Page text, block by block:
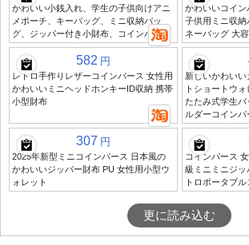
かわいい小銭入れ、学生の子供向けアニ
メポーチ、キーバッグ、ミニ収納バッ
グ、ジッパー付き小財布、コインバッグ
かわいいコイ
子供用ミニ収納
ネーバッグ 大
582 円
レトロ手作りレザーコインパース 女性用
かわいいミニヘッドホンキーID収納 携帯
小型財布
新しいかわい
トショートウ
たたみ式学生バ
ルダーコインパ
307 円
2025年新型ミニコインパース 日本風の
かわいいジッパー財布 PU 女性用小型ウ
ォレット
コインパース
級ミニミニジッ
トロポータブ
更に読み込む